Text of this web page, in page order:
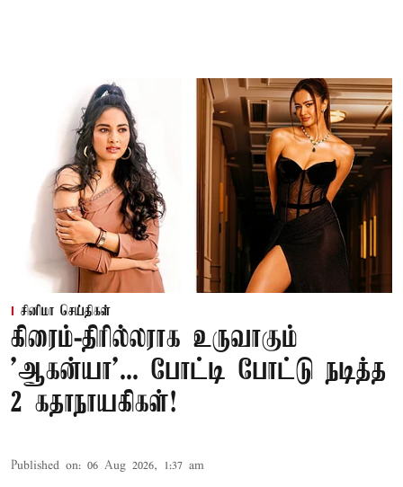
சினிமா செய்திகள்
கிரைம்-திரில்லராக உருவாகும்
'ஆகன்யா'... போட்டி போட்டு நடித்த
2 கதாநாயகிகள்!
Published on: 06 Aug 2026, 1:37 am